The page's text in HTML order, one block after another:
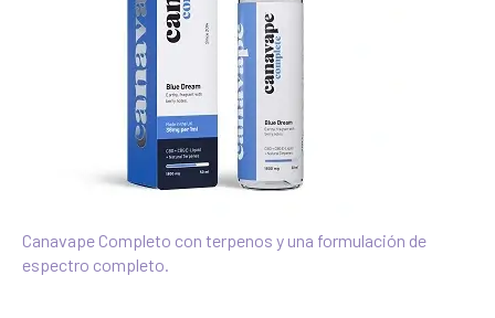
Canavape Completo con terpenos y una formulación de
espectro completo.